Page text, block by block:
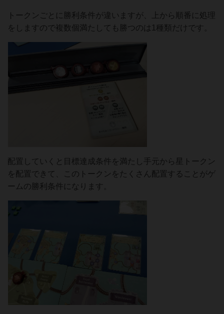
トークンごとに勝利条件が違いますが、上から順番に処理
をしますので複数個満たしても勝つのは1種類だけです。
配置していくと目標達成条件を満たし手元から星トークン
を配置できて、このトークンをたくさん配置することがゲ
ームの勝利条件になります。